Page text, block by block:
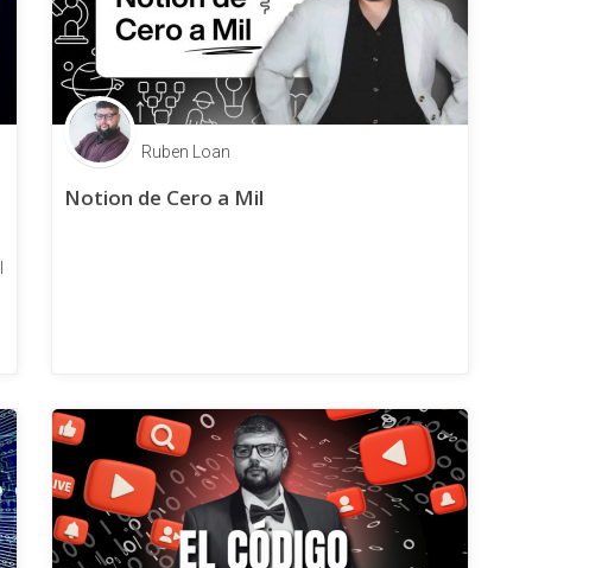
Ruben Loan
Notion de Cero a Mil